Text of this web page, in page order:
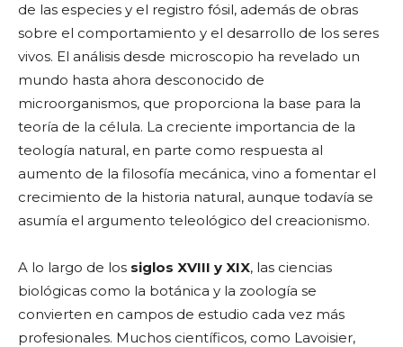
de las especies y el registro fósil, además de obras
sobre el comportamiento y el desarrollo de los seres
vivos. El análisis desde microscopio ha revelado un
mundo hasta ahora desconocido de
microorganismos, que proporciona la base para la
teoría de la célula. La creciente importancia de la
teología natural, en parte como respuesta al
aumento de la filosofía mecánica, vino a fomentar el
crecimiento de la historia natural, aunque todavía se
asumía el argumento teleológico del creacionismo.
A lo largo de los siglos XVIII y XIX, las ciencias
biológicas como la botánica y la zoología se
convierten en campos de estudio cada vez más
profesionales. Muchos científicos, como Lavoisier,